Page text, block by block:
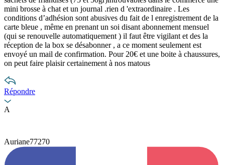
mini brosse à chat et un journal .rien d 'extraordinaire . Les
conditions d’adhésion sont abusives du fait de l enregistrement de la
carte bleue , même en prenant un soi disant abonnement mensuel
(qui se renouvelle automatiquement ) il faut être vigilant et des la
réception de la box se désabonner , a ce moment seulement est
envoyé un mail de confirmation. Pour 20€ et une boite à chaussures,
on peut faire plaisir certainement à nos matous
Répondre
A
Auriane77270